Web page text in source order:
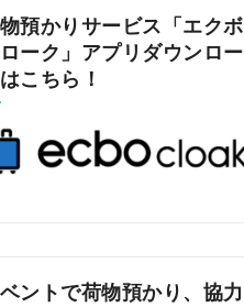
預かりサービス「エクボ
ーク」アプリダウンロー
はこちら！
ントで荷物預かり、協力